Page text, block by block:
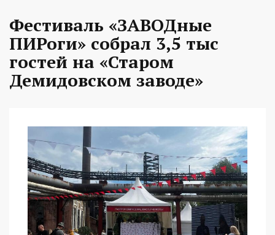
Фестиваль «ЗАВОДные
ПИРоги» собрал 3,5 тыс
гостей на «Старом
Демидовском заводе»